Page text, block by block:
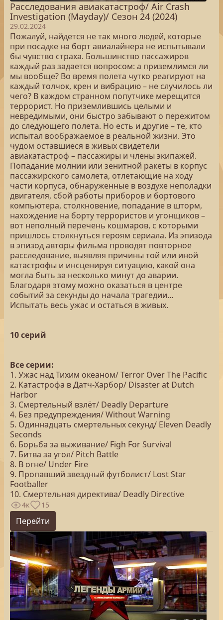
Расследования авиакатастроф/ Air Crash
Investigation (Mayday)/ Сезон 24 (2024)
29.02.2024
Пожалуй, найдется не так много людей, которые
при посадке на борт авиалайнера не испытывали
бы чувство страха. Большинство пассажиров
каждый раз задается вопросом: а приземлимся ли
мы вообще? Во время полета чутко реагируют на
каждый толчок, крен и вибрацию – не случилось ли
чего? В каждом странном попутчике мерещится
террорист. Но приземлившись целыми и
невредимыми, они быстро забывают о пережитом
до следующего полета. Но есть и другие – те, кто
испытал воображаемое в реальной жизни. Это
чудом оставшиеся в живых свидетели
авиакатастроф – пассажиры и члены экипажей.
Попадание молнии или зенитной ракеты в корпус
пассажирского самолета, отлетающие на ходу
части корпуса, обнаруженные в воздухе неполадки
двигателя, сбой работы приборов и бортового
компьютера, столкновение, попадание в шторм,
нахождение на борту террористов и угонщиков –
вот неполный перечень кошмаров, с которыми
пришлось столкнуться героям сериала. Из эпизода
в эпизод авторы фильма проводят повторное
расследование, выявляя причины той или иной
катастрофы и инсценируя ситуацию, какой она
могла быть за несколько минут до аварии.
Благодаря этому можно оказаться в центре
событий за секунды до начала трагедии…
Испытать весь ужас и остаться в живых.
10 серий
Все серии:
1. Ужас над Тихим океаном/ Terror Over The Pacific
2. Катастрофа в Датч-Харбор/ Disaster at Dutch
Harbor
3. Смертельный взлёт/ Deadly Departure
4. Без предупреждения/ Without Warning
5. Одиннадцать смертельных секунд/ Eleven Deadly
Seconds
6. Борьба за выживание/ Figh For Survival
7. Битва за угол/ Pitch Battle
8. В огне/ Under Fire
9. Пропавший звездный футболист/ Lost Star
Footballer
10. Смертельная директива/ Deadly Directive
4к 15
Перейти